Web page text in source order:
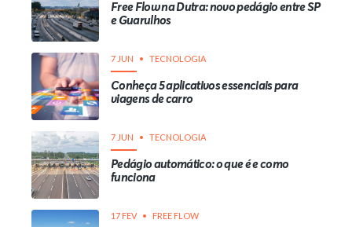
Free Flow na Dutra: novo pedágio entre SP
e Guarulhos
7 JUN TECNOLOGIA
Conheça 5 aplicativos essenciais para
viagens de carro
7 JUN TECNOLOGIA
Pedágio automático: o que é e como
funciona
17 FEV FREE FLOW